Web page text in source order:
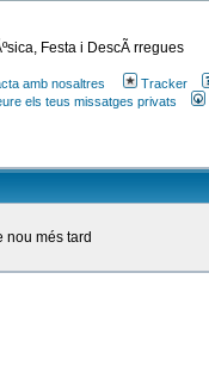
Festa i DescÃ rregues
amb nosaltres Tracker
els teus missatges privats
nou més tard